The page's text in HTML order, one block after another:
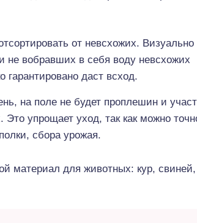
от невсхожих. Визуально
не вобравших в себя воду невсхожих
гарантировано даст всход.
на поле не будет проплешин и
упрощает уход, так как можно
сбора урожая.
материал для животных: кур, свиней,